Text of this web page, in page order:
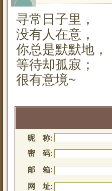
寻常日子里，
没有人在意，
你总是默默地，
等待却孤寂；
很有意境~
昵 称:
密 码:
邮 箱:
网 址: